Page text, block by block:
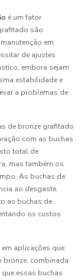
é um fator
são
em
de ajustes
embora sejam
estabilidade e
a problemas de
de bronze grafitado
com as buchas
total de
mas também os
As buchas de
ao desgaste,
as buchas de
os custos
aplicações que
combinada
essas buchas